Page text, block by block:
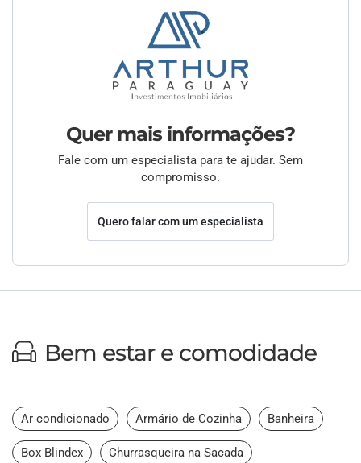
Quer mais informações?
Fale com um especialista para te ajudar. Sem
compromisso.
Quero falar com um especialista
Bem estar e comodidade
Ar condicionado Armário de Cozinha Banheira
Box Blindex Churrasqueira na Sacada